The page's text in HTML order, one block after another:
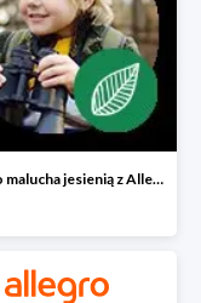
Zadbaj o malucha jesienią z Allegro do -80%